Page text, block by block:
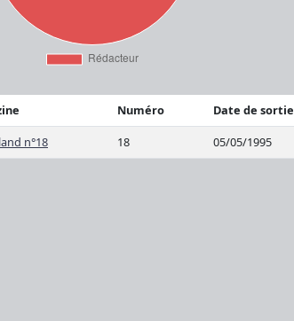
Numéro Date de sortie
n°18 18 05/05/1995